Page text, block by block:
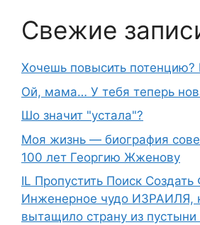
Свежие
Хочешь повысить
Ой, мама… У тебя теперь
Шо знaчит "устaла"?
Моя жизнь — биография
100 лет Георгию Жженову
IL Пропустить Поиск
Инженерное чудо ИЗРАИЛЯ,
вытащило страну из